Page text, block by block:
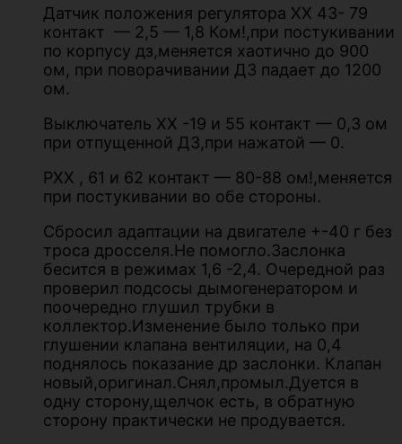
Датчик положения регулятора ХХ 43- 79
контакт — 2,5 — 1,8 Ком!,при постукивании
по корпусу дз,меняется хаотично до 900
ом, при поворачивании ДЗ падает до 1200
ом.
Выключатель ХХ -19 и 55 контакт — 0,3 ом
при отпущенной ДЗ,при нажатой — 0.
РХХ , 61 и 62 контакт — 80-88 ом!,меняется
при постукивании во обе стороны.
Сбросил адаптации на двигателе +-40 г без
троса дросселя.Не помогло.Заслонка
бесится в режимах 1,6 -2,4. Очередной раз
проверил подсосы дымогенератором и
поочередно глушил трубки в
коллектор.Изменение было только при
глушении клапана вентиляции, на 0,4
поднялось показание др заслонки. Клапан
новый,оригинал.Снял,промыл.Дуется в
одну сторону,щелчок есть, в обратную
сторону практически не продувается.